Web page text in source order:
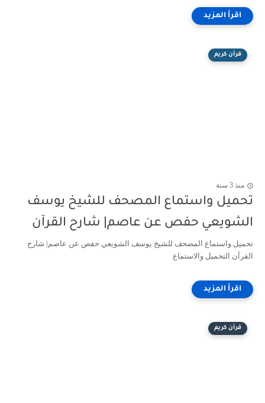
قرآن كريم
منذ 3 سنة
تحميل واستماع المصحف للشيخ يوسف
الشويعي حفص عن عاصم| شارح القرآن
تحميل واستماع المصحف للشيخ يوسف الشويعي حفص عن عاصم| شارح
القرآن التحميل والاستماع
قرآن كريم